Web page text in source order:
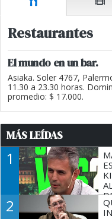
Restaurantes
El mundo en un bar.
Asiaka. Soler 4767,
11.30 a 23.30 horas.
promedio: $ 17.000.
MÁS LEÍDAS
1
2